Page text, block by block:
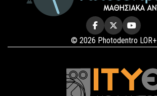
© 2026 Photodentro LOR+